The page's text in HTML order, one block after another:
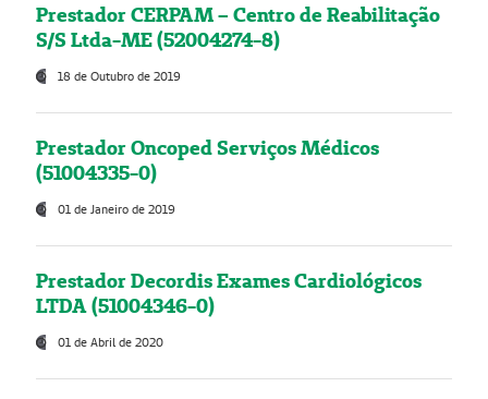
Prestador CERPAM – Centro de Reabilitação
S/S Ltda-ME (52004274-8)
18 de Outubro de 2019
Prestador Oncoped Serviços Médicos
(51004335-0)
01 de Janeiro de 2019
Prestador Decordis Exames Cardiológicos
LTDA (51004346-0)
01 de Abril de 2020